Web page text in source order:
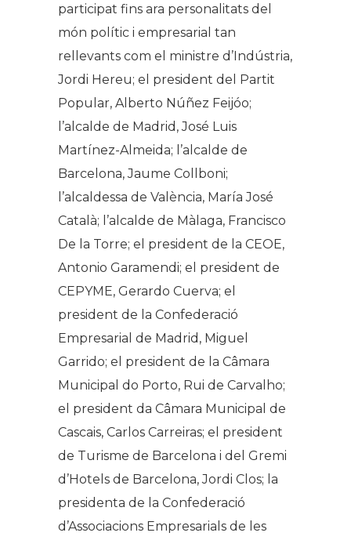
participat fins ara personalitats del
món polític i empresarial tan
rellevants com el ministre d’Indústria,
Jordi Hereu; el president del Partit
Popular, Alberto Núñez Feijóo;
l’alcalde de Madrid, José Luis
Martínez-Almeida; l’alcalde de
Barcelona, Jaume Collboni;
l’alcaldessa de València, María José
Català; l’alcalde de Màlaga, Francisco
De la Torre; el president de la CEOE,
Antonio Garamendi; el president de
CEPYME, Gerardo Cuerva; el
president de la Confederació
Empresarial de Madrid, Miguel
Garrido; el president de la Câmara
Municipal do Porto, Rui de Carvalho;
el president da Câmara Municipal de
Cascais, Carlos Carreiras; el president
de Turisme de Barcelona i del Gremi
d’Hotels de Barcelona, Jordi Clos; la
presidenta de la Confederació
d’Associacions Empresarials de les